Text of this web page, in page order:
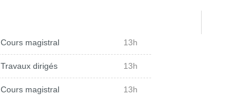
Cours magistral 13h
Travaux dirigés 13h
Cours magistral 13h